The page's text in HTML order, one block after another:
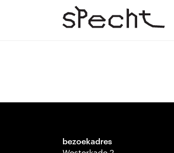
bezoekadres